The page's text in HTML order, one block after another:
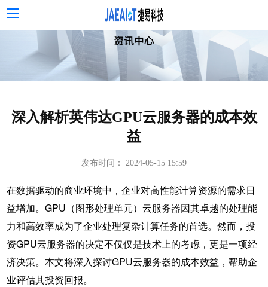
深入解析英伟达GPU云服务器的成本效
益
发布时间： 2024-05-15 15:59
在数据驱动的商业环境中，企业对高性能计算资源的需求日
益增加。GPU（图形处理单元）云服务器因其卓越的处理能
力和高效率成为了企业处理复杂计算任务的首选。然而，投
资GPU云服务器的决定不仅仅是技术上的考虑，更是一项经
济决策。本文将深入探讨GPU云服务器的成本效益，帮助企
业评估其投资回报。